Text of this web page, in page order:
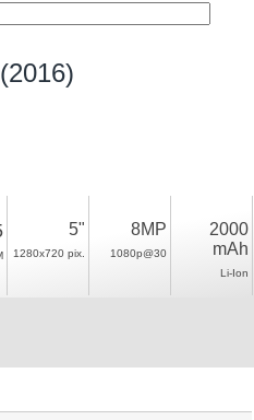
5"
1280x720 pix.
8MP
1080p@30
2000
mAh
Li-Ion